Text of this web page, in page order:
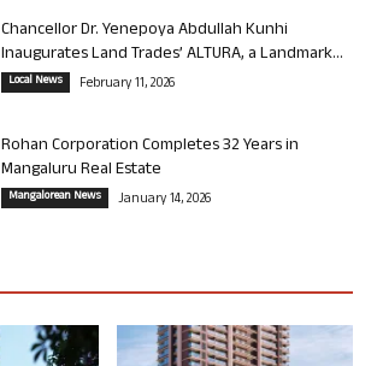
Chancellor Dr. Yenepoya Abdullah Kunhi
Inaugurates Land Trades’ ALTURA, a Landmark...
Local News February 11, 2026
Rohan Corporation Completes 32 Years in
Mangaluru Real Estate
Mangalorean News January 14, 2026